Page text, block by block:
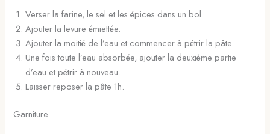
Verser la farine, le sel et les épices dans un bol.
Ajouter la levure émiettée.
Ajouter la moitié de l’eau et commencer à pétrir la pâte.
Une fois toute l’eau absorbée, ajouter la deuxième partie
d’eau et pétrir à nouveau.
Laisser reposer la pâte 1h.
Garniture